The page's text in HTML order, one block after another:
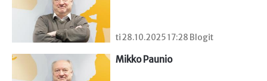
ti 28.10.2025 17:28 Blogit
Mikko Paunio